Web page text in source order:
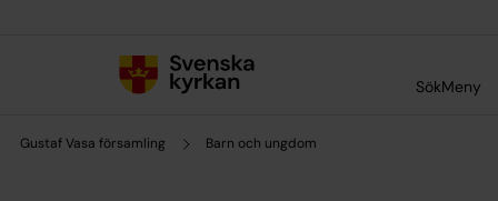
SökMeny
Gustaf Vasa församling Barn och ungdom